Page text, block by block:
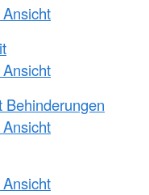
Behinderungen